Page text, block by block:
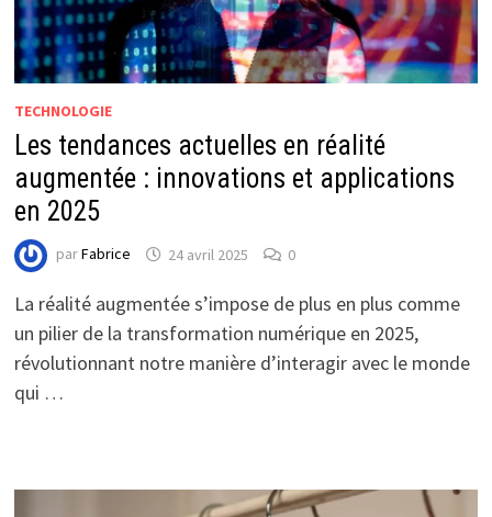
TECHNOLOGIE
Les tendances actuelles en réalité
augmentée : innovations et applications
en 2025
parFabrice 24 avril 2025 0
La réalité augmentée s’impose de plus en plus comme
un pilier de la transformation numérique en 2025,
révolutionnant notre manière d’interagir avec le monde
qui …